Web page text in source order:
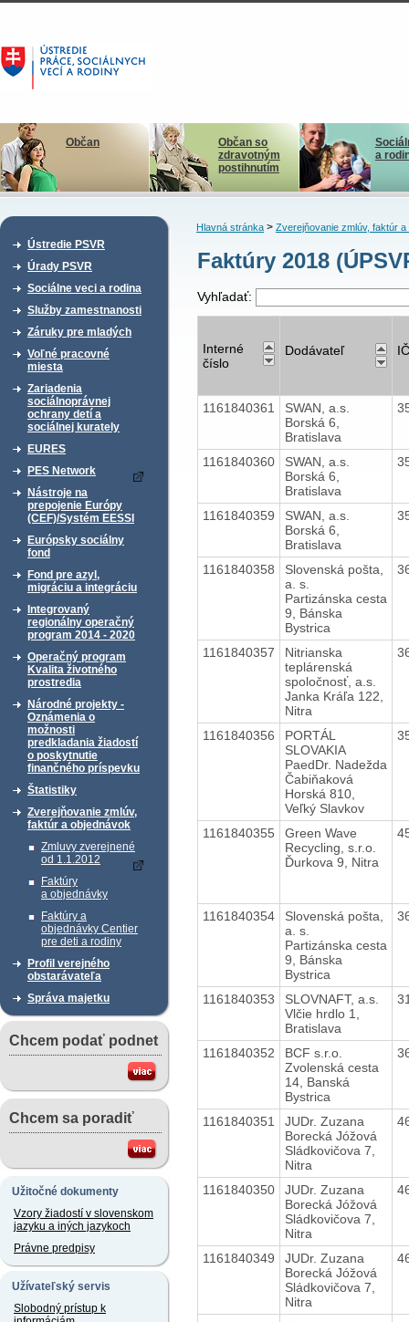
Občan
Občan so
zdravotným
postihnutím
a
Ústredie PSVR
Úrady PSVR
Sociálne veci a rodina
Služby zamestnanosti
Záruky pre mladých
Voľné pracovné
miesta
Zariadenia
sociálnoprávnej
ochrany detí a
sociálnej kurately
EURES
PES Network
Nástroje na
prepojenie Európy
(CEF)/Systém EESSI
Európsky sociálny
fond
Fond pre azyl,
migráciu a integráciu
Integrovaný
regionálny operačný
program 2014 - 2020
Operačný program
Kvalita životného
prostredia
Národné projekty -
Oznámenia o
možnosti
predkladania žiadostí
o poskytnutie
finančného príspevku
Štatistiky
Zverejňovanie zmlúv,
faktúr a objednávok
Zmluvy zverejnené
od 1.1.2012
Faktúry
a objednávky
Faktúry a
objednávky Centier
pre deti a rodiny
Profil verejného
obstarávateľa
Správa majetku
Chcem podať podnet
Chcem sa poradiť
Užitočné dokumenty
Vzory žiadostí v slovenskom
jazyku a iných jazykoch
Právne predpisy
Užívateľský servis
Slobodný prístup k
Hlavná stránka> Zverejňovanie zmlúv, faktúr a
Faktúry 2018
Vyhľadať:
Interné
číslo
Dodávateľ
1161840361
SWAN, a.s.
Borská 6,
Bratislava
1161840360
SWAN, a.s.
Borská 6,
Bratislava
1161840359
SWAN, a.s.
Borská 6,
Bratislava
1161840358
Slovenská pošta,
a. s.
Partizánska cesta
9, Bánska
Bystrica
1161840357
Nitrianska
teplárenská
spoločnosť, a.s.
Janka Kráľa 122,
Nitra
1161840356
PORTÁL
SLOVAKIA
PaedDr. Nadežda
Čabiňaková
Horská 810,
Veľký Slavkov
1161840355
Green Wave
Recycling, s.r.o.
Ďurkova 9, Nitra
1161840354
Slovenská pošta,
a. s.
Partizánska cesta
9, Bánska
Bystrica
1161840353
SLOVNAFT, a.s.
Vlčie hrdlo 1,
Bratislava
1161840352
BCF s.r.o.
Zvolenská cesta
14, Banská
Bystrica
1161840351
JUDr. Zuzana
Borecká Jóžová
Sládkovičova 7,
Nitra
1161840350
JUDr. Zuzana
Borecká Jóžová
Sládkovičova 7,
Nitra
1161840349
JUDr. Zuzana
Borecká Jóžová
Sládkovičova 7,
Nitra